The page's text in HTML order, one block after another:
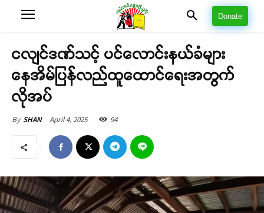
Donate
ငလျင်ဒဏ်သင့် ပင်လောင်းနယ်ခံများ
နေအိမ်ပြန်လည်ထူထောင်ရေးအတွက်
လိုအပ်
By SHAN April 4, 2025 94